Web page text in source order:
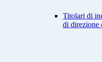
Titolari di
di direzione